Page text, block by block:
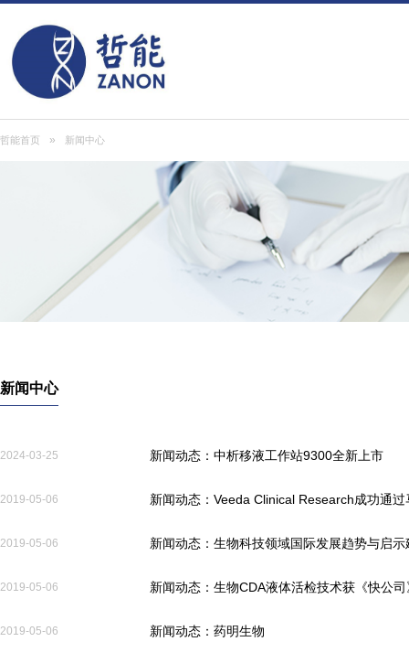
哲能首页 » 新闻中心
新闻中心
2024-03-25 新闻动态：中析移液工作站9300全新上市
2019-05-06 新闻动态：Veeda Clinical Research成功通
2019-05-06 新闻动态：生物科技领域国际发展趋势与启示
2019-05-06 新闻动态：生物CDA液体活检技术获《快公
2019-05-06 新闻动态：药明生物